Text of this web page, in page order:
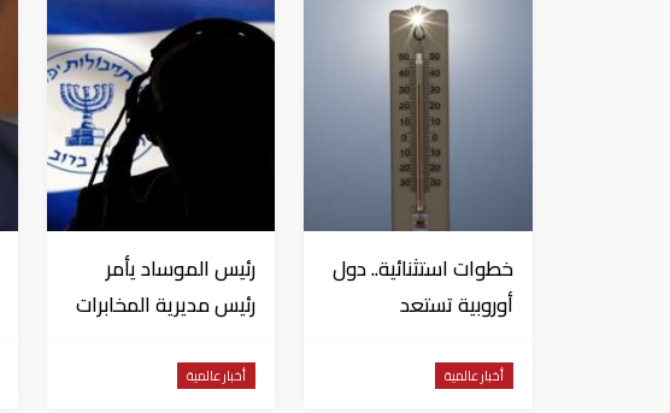
خطوات استثنائية.. دول
أوروبية تستعد
مسبوقة
أخبار عالمية
رئيس الموساد يأمر
رئيس مديرية المخابرات
بالاستقالة
أخبار عالمية